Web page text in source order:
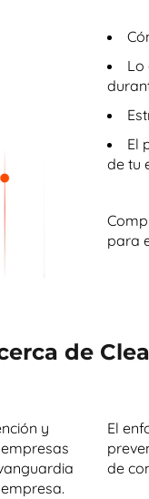
Lo
El
de tu
para
de
y
El
de